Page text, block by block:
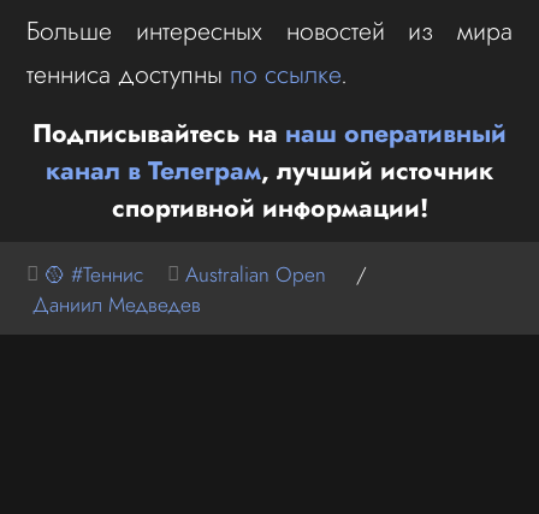
Больше интересных новостей из мира
тенниса доступны по ссылке.
Подписывайтесь на наш оперативный
канал в Телеграм, лучший источник
спортивной информации!
🥎 #Теннис Australian Open
/
Даниил Медведев